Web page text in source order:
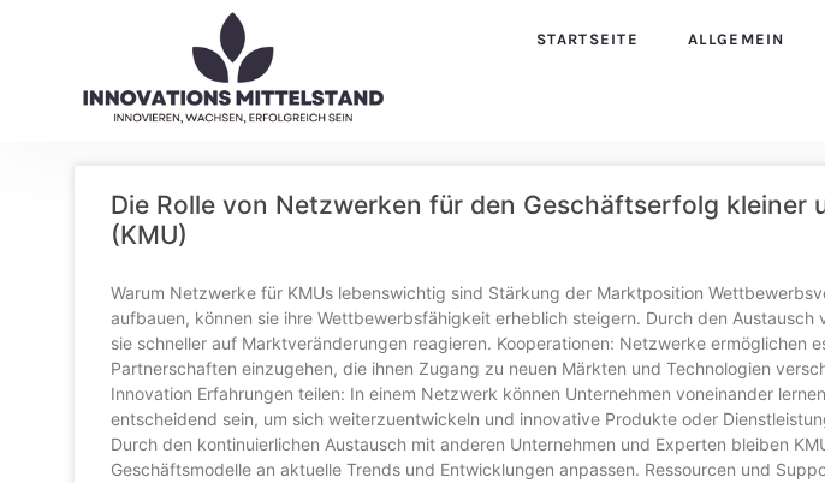
STARTSEITE ALLGEMEIN
Die Rolle von Netzwerken für den Geschäftserfolg kleiner
(KMU)
Warum Netzwerke für KMUs lebenswichtig sind Stärkung der Marktposition
aufbauen, können sie ihre Wettbewerbsfähigkeit erheblich steigern. Durch den Austausch
sie schneller auf Marktveränderungen reagieren. Kooperationen: Netzwerke ermöglichen
Partnerschaften einzugehen, die ihnen Zugang zu neuen Märkten und Technologien
Innovation Erfahrungen teilen: In einem Netzwerk können Unternehmen voneinander
entscheidend sein, um sich weiterzuentwickeln und innovative Produkte oder
Durch den kontinuierlichen Austausch mit anderen Unternehmen und Experten bleiben
Geschäftsmodelle an aktuelle Trends und Entwicklungen anpassen. Ressourcen und